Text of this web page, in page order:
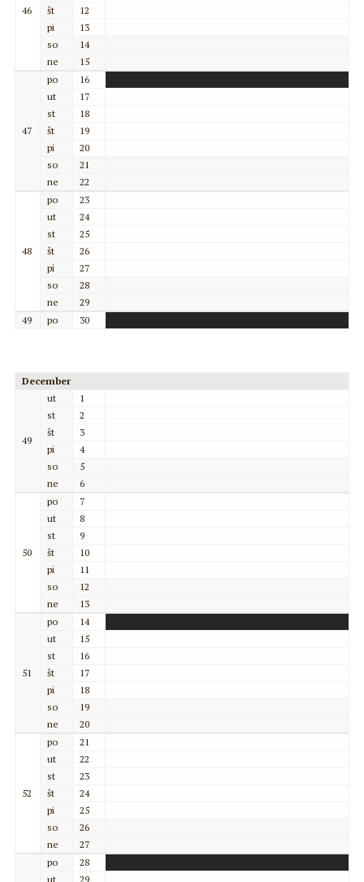
46
št
12
pi
13
so
14
ne
15
47
po
16
ut
17
st
18
št
19
pi
20
so
21
ne
22
48
po
23
ut
24
st
25
št
26
pi
27
so
28
ne
29
49
po 30
December
49
ut
1
st
2
št
3
pi
4
so
5
ne
6
50
po
7
ut
8
st
9
št
10
pi
11
so
12
ne
13
51
po
14
ut
15
st
16
št
17
pi
18
so
19
ne
20
52
po
21
ut
22
st
23
št
24
pi
25
so
26
ne
27
po
28
ut
29